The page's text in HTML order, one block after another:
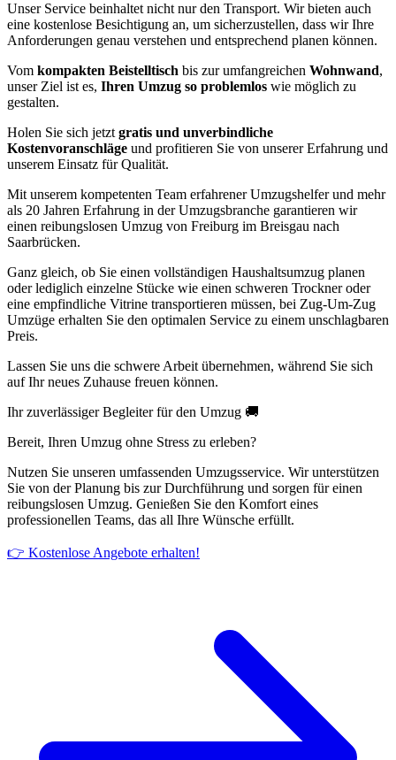
Unser Service beinhaltet nicht nur den Transport. Wir bieten auch
eine kostenlose Besichtigung an, um sicherzustellen, dass wir Ihre
Anforderungen genau verstehen und entsprechend planen können.
Vom kompakten Beistelltisch bis zur umfangreichen Wohnwand,
unser Ziel ist es, Ihren Umzug so problemlos wie möglich zu
gestalten.
Holen Sie sich jetzt gratis und unverbindliche
Kostenvoranschläge und profitieren Sie von unserer Erfahrung und
unserem Einsatz für Qualität.
Mit unserem kompetenten Team erfahrener Umzugshelfer und mehr
als 20 Jahren Erfahrung in der Umzugsbranche garantieren wir
einen reibungslosen Umzug von Freiburg im Breisgau nach
Saarbrücken.
Ganz gleich, ob Sie einen vollständigen Haushaltsumzug planen
oder lediglich einzelne Stücke wie einen schweren Trockner oder
eine empfindliche Vitrine transportieren müssen, bei Zug-Um-Zug
Umzüge erhalten Sie den optimalen Service zu einem unschlagbaren
Preis.
Lassen Sie uns die schwere Arbeit übernehmen, während Sie sich
auf Ihr neues Zuhause freuen können.
Ihr zuverlässiger Begleiter für den Umzug 🚚
Bereit, Ihren Umzug ohne Stress zu erleben?
Nutzen Sie unseren umfassenden Umzugsservice. Wir unterstützen
Sie von der Planung bis zur Durchführung und sorgen für einen
reibungslosen Umzug. Genießen Sie den Komfort eines
professionellen Teams, das all Ihre Wünsche erfüllt.
👉 Kostenlose Angebote erhalten!